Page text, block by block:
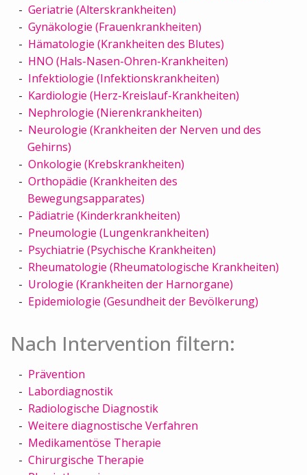
Geriatrie (Alterskrankheiten)
Gynäkologie (Frauenkrankheiten)
Hämatologie (Krankheiten des Blutes)
HNO (Hals-Nasen-Ohren-Krankheiten)
Infektiologie (Infektionskrankheiten)
Kardiologie (Herz-Kreislauf-Krankheiten)
Nephrologie (Nierenkrankheiten)
Neurologie (Krankheiten der Nerven und des
Gehirns)
Onkologie (Krebskrankheiten)
Orthopädie (Krankheiten des
Bewegungsapparates)
Pädiatrie (Kinderkrankheiten)
Pneumologie (Lungenkrankheiten)
Psychiatrie (Psychische Krankheiten)
Rheumatologie (Rheumatologische Krankheiten)
Urologie (Krankheiten der Harnorgane)
Epidemiologie (Gesundheit der Bevölkerung)
Nach Intervention filtern:
Prävention
Labordiagnostik
Radiologische Diagnostik
Weitere diagnostische Verfahren
Medikamentöse Therapie
Chirurgische Therapie